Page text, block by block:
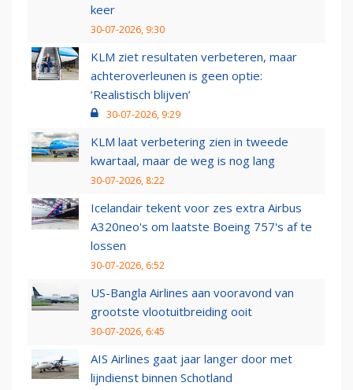
keer
30-07-2026, 9:30
KLM ziet resultaten verbeteren, maar
achteroverleunen is geen optie:
‘Realistisch blijven’
30-07-2026, 9:29
KLM laat verbetering zien in tweede
kwartaal, maar de weg is nog lang
30-07-2026, 8:22
Icelandair tekent voor zes extra Airbus
A320neo's om laatste Boeing 757's af te
lossen
30-07-2026, 6:52
US-Bangla Airlines aan vooravond van
grootste vlootuitbreiding ooit
30-07-2026, 6:45
AIS Airlines gaat jaar langer door met
lijndienst binnen Schotland